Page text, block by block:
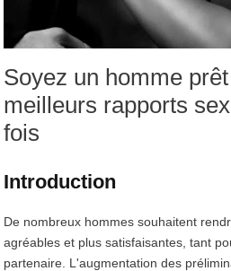
Soyez un homme
meilleurs rapports
fois
Introduction
De nombreux hommes souhaitent
agréables et plus satisfaisantes, tant
partenaire. L'augmentation des